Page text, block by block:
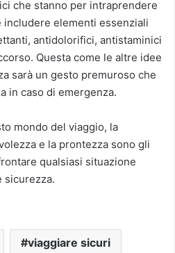
che stanno per intraprendere
includere elementi essenziali
antidolorifici, antistaminici
Questa come le altre idee
sarà un gesto premuroso che
in caso di emergenza.
mondo del viaggio, la
e la prontezza sono gli
qualsiasi situazione
sicurezza.
viaggiare sicuri